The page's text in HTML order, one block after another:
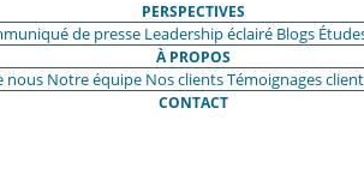
PERSPECTIVES
de presse Leadership éclairé Blogs
À PROPOS
nous Notre équipe Nos clientsTémoignages
CONTACT